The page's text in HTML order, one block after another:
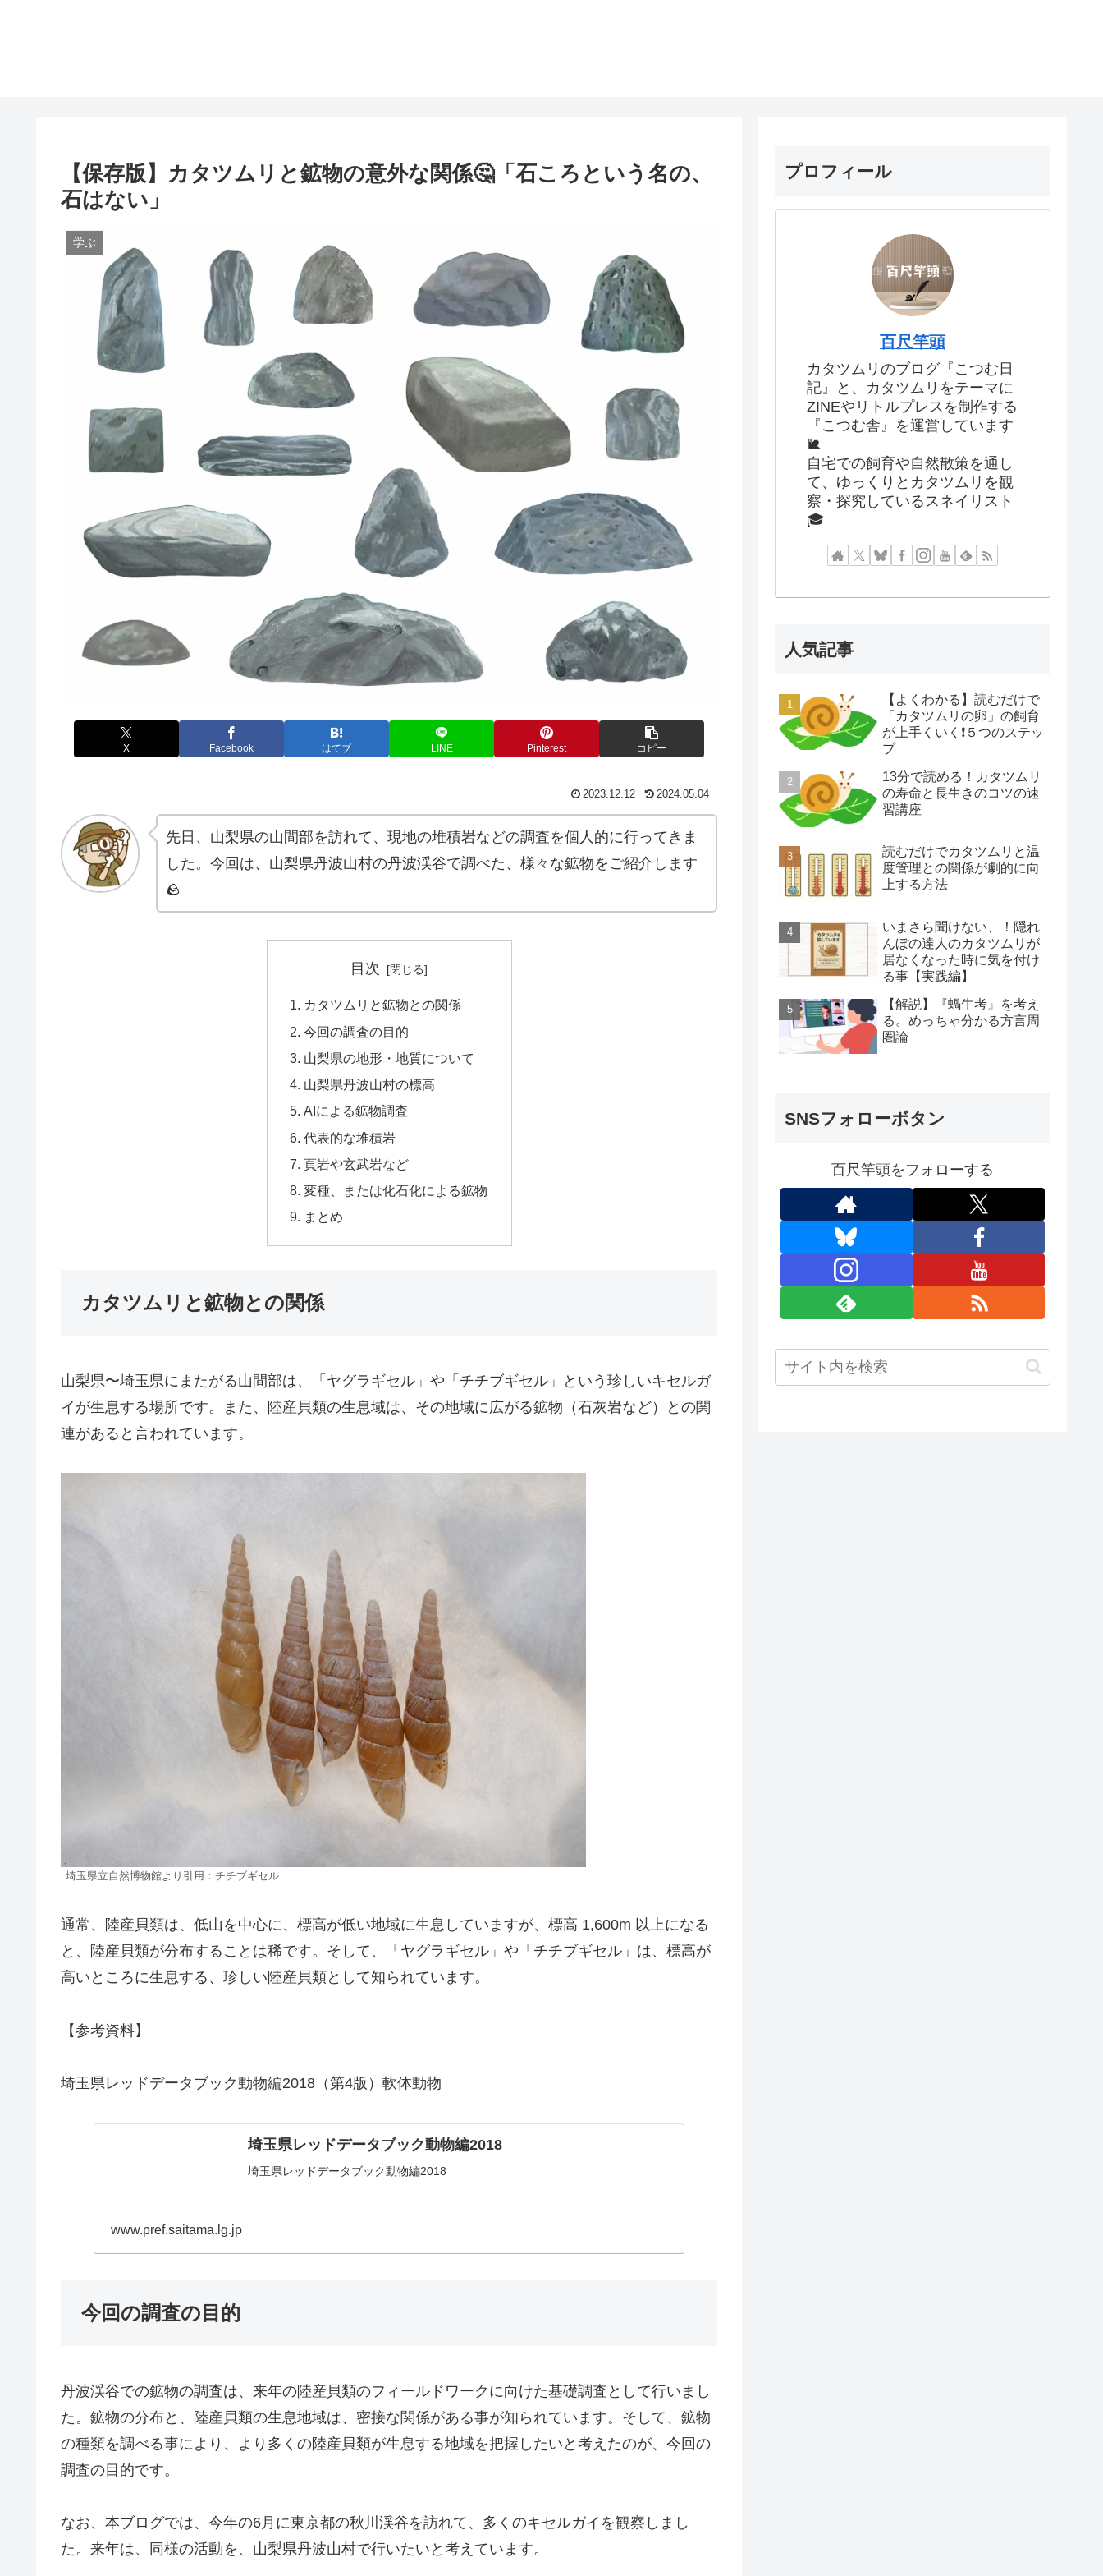
【保存版】カタツムリと鉱物の意外な関係🤔「石ころという名の、
石はない」
学ぶ
X Facebook はてブ LINE Pinterest コピー
2023.12.12 2024.05.04
先日、山梨県の山間部を訪れて、現地の堆積岩などの調査を個人的に行ってきま
した。今回は、山梨県丹波山村の丹波渓谷で調べた、様々な鉱物をご紹介します
🪨
目次
カタツムリと鉱物との関係
今回の調査の目的
山梨県の地形・地質について
山梨県丹波山村の標高
AIによる鉱物調査
代表的な堆積岩
頁岩や玄武岩など
変種、または化石化による鉱物
まとめ
カタツムリと鉱物との関係
山梨県〜埼玉県にまたがる山間部は、「ヤグラギセル」や「チチブギセル」という珍しいキセルガ
イが生息する場所です。また、陸産貝類の生息域は、その地域に広がる鉱物（石灰岩など）との関
連があると言われています。
埼玉県立自然博物館より引用：チチブギセル
通常、陸産貝類は、低山を中心に、標高が低い地域に生息していますが、標高 1,600m 以上になる
と、陸産貝類が分布することは稀です。そして、「ヤグラギセル」や「チチブギセル」は、標高が
高いところに生息する、珍しい陸産貝類として知られています。
【参考資料】
埼玉県レッドデータブック動物編2018（第4版）軟体動物
埼玉県レッドデータブック動物編2018
埼玉県レッドデータブック動物編2018
www.pref.saitama.lg.jp
今回の調査の目的
丹波渓谷での鉱物の調査は、来年の陸産貝類のフィールドワークに向けた基礎調査として行いまし
た。鉱物の分布と、陸産貝類の生息地域は、密接な関係がある事が知られています。そして、鉱物
の種類を調べる事により、より多くの陸産貝類が生息する地域を把握したいと考えたのが、今回の
調査の目的です。
なお、本ブログでは、今年の6月に東京都の秋川渓谷を訪れて、多くのキセルガイを観察しまし
た。来年は、同様の活動を、山梨県丹波山村で行いたいと考えています。
プロフィール
百尺竿頭
カタツムリのブログ『こつむ日
記』と、カタツムリをテーマに
ZINEやリトルプレスを制作する
『こつむ舎』を運営しています
🐌
自宅での飼育や自然散策を通し
て、ゆっくりとカタツムリを観
察・探究しているスネイリスト
🎓
人気記事
【よくわかる】読むだけで
「カタツムリの卵」の飼育
が上手くいく❗️５つのステッ
プ
13分で読める！カタツムリ
の寿命と長生きのコツの速
習講座
読むだけでカタツムリと温
度管理との関係が劇的に向
上する方法
いまさら聞けない、！隠れ
んぼの達人のカタツムリが
居なくなった時に気を付け
る事【実践編】
【解説】『蝸牛考』を考え
る。めっちゃ分かる方言周
圏論
SNSフォローボタン
百尺竿頭をフォローする